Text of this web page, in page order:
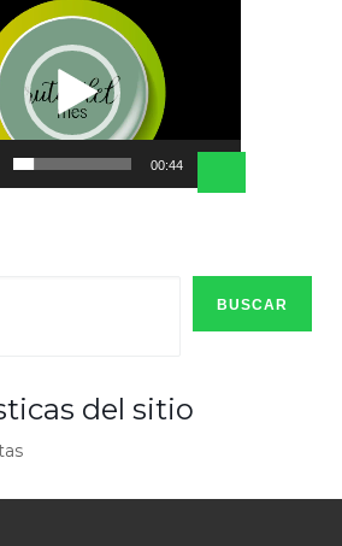
00:44
BUSCAR
del sitio